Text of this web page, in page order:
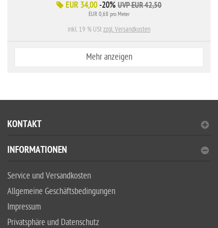
EUR 34,00-20% UVP EUR 42,50
EUR 0,68 pro Meter
inkl. 19 % UStzzgl. Versandkosten
Mehr anzeigen
KONTAKT
INFORMATIONEN
Service und Versandkosten
Allgemeine Geschäftsbedingungen
Impressum
Privatsphäre und Datenschutz